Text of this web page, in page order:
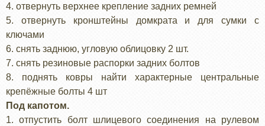
4. отвернуть верхнее крепление задних ремней
5. отвернуть кронштейны домкрата и для сумки с
ключами
6. снять заднюю, угловую облицовку 2 шт.
7. снять резиновые распорки задних болтов
8. поднять ковры найти характерные центральные
крепёжные болты 4 шт
Под капотом.
1. отпустить болт шлицевого соединения на рулевом